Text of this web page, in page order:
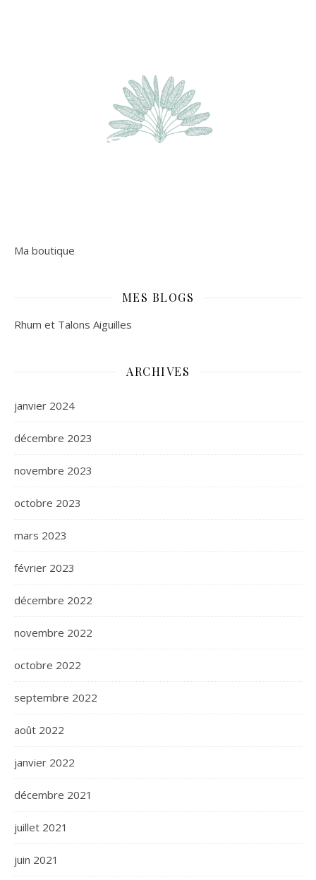
Ma boutique
MES BLOGS
Rhum et Talons Aiguilles
ARCHIVES
janvier 2024
décembre 2023
novembre 2023
octobre 2023
mars 2023
février 2023
décembre 2022
novembre 2022
octobre 2022
septembre 2022
août 2022
janvier 2022
décembre 2021
juillet 2021
juin 2021